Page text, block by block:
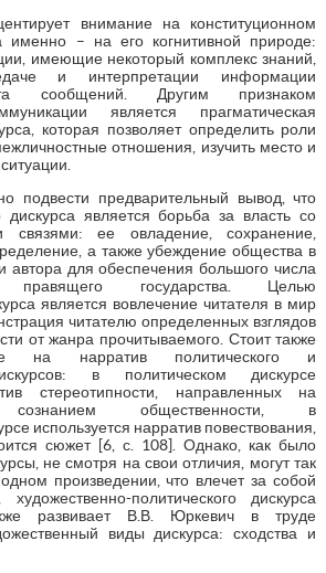
внимание на конституционном
именно – на его когнитивной природе:
имеющие некоторый комплекс знаний,
и интерпретации информации
сообщений. Другим признаком
является прагматическая
которая позволяет определить роли
отношения, изучить место и
подвести предварительный вывод, что
дискурса является борьба за власть со
связями: ее овладение, сохранение,
а также убеждение общества в
автора для обеспечения большого числа
правящего государства. Целью
является вовлечение читателя в мир
читателю определенных взглядов
от жанра прочитываемого. Стоит также
на нарратив политического и
в политическом дискурсе
стереотипности, направленных на
сознанием общественности, в
используется нарратив повествования,
сюжет [6, с. 108]. Однако, как было
не смотря на свои отличия, могут так
произведении, что влечет за собой
политического дискурса
развивает В.В. Юркевич в труде
виды дискурса: сходства и